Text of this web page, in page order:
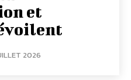
et
2026